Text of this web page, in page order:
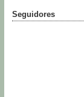
Seguidores